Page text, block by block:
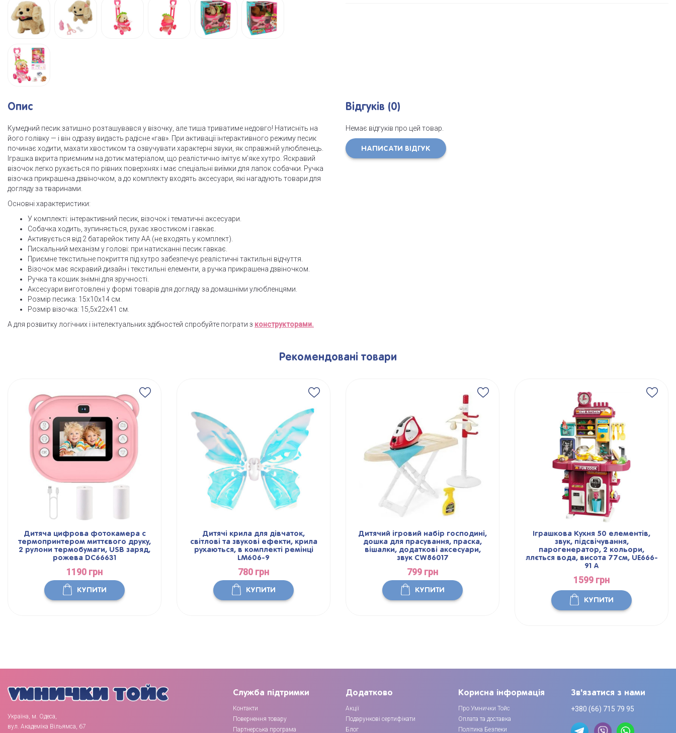
Опис
Кумедний песик затишно розташувався у візочку, але тиша триватиме недовго! Натисніть на
його голівку — і він одразу видасть радісне «гав». При активації інтерактивного режиму песик
починає ходити, махати хвостиком та озвучувати характерні звуки, як справжній улюбленець.
Іграшка вкрита приємним на дотик матеріалом, що реалістично імітує м’яке хутро. Яскравий
візочок легко рухається по рівних поверхнях і має спеціальні виїмки для лапок собачки. Ручка
візочка прикрашена дзвіночком, а до комплекту входять аксесуари, які нагадують товари для
догляду за тваринами.
Основні характеристики:
У комплекті: інтерактивний песик, візочок і тематичні аксесуари.
Собачка ходить, зупиняється, рухає хвостиком і гавкає.
Активується від 2 батарейок типу АА (не входять у комплект).
Пискальний механізм у голові: при натисканні песик гавкає.
Приємне текстильне покриття під хутро забезпечує реалістичні тактильні відчуття.
Візочок має яскравий дизайн і текстильні елементи, а ручка прикрашена дзвіночком.
Ручка та кошик знімні для зручності.
Аксесуари виготовлені у формі товарів для догляду за домашніми улюбленцями.
Розмір песика: 15х10х14 см.
Розмір візочка: 15,5х22х41 см.
А для розвитку логічних і інтелектуальних здібностей спробуйте пограти з конструкторами.
Відгуків (0)
Немає відгуків про цей товар.
НАПИСАТИ ВІДГУК
Рекомендовані товари
Дитяча цифрова фотокамера с
термопринтером миттєвого друку,
2 рулони термобумаги, USB заряд,
рожева DC66631
1190 грн
КУПИТИ
Дитячі крила для дівчаток,
світлові та звукові ефекти, крила
рухаються, в комплекті ремінці
LM606-9
780 грн
КУПИТИ
Дитячий ігровий набір господині,
дошка для прасування, праска,
вішалки, додаткові аксесуари,
звук CW86017
799 грн
КУПИТИ
Іграшкова Кухня 50 елементів,
звук, підсвічування,
парогенератор, 2 кольори,
ллється вода, висота 77см, UE666-
91 A
1599 грн
КУПИТИ
Україна, м. Одеса,
вул. Академіка Вільямса, 67
Служба підтримки
Контакти
Повернення товару
Партнерська програма
Додатково
Акції
Подарункові сертифікати
Блог
Корисна інформація
Про Умнички Тойс
Оплата та доставка
Політика Безпеки
Зв'язатися з нами
+380 (66) 715 79 95